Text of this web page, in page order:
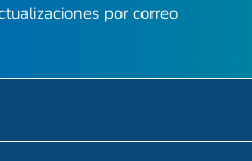
por correo